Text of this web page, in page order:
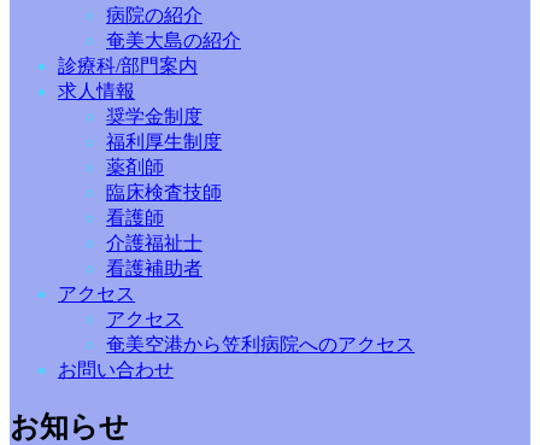
病院の紹介
奄美大島の紹介
診療科/部門案内
求人情報
奨学金制度
福利厚生制度
薬剤師
臨床検査技師
看護師
介護福祉士
看護補助者
アクセス
アクセス
奄美空港から笠利病院へのアクセス
お問い合わせ
お知らせ